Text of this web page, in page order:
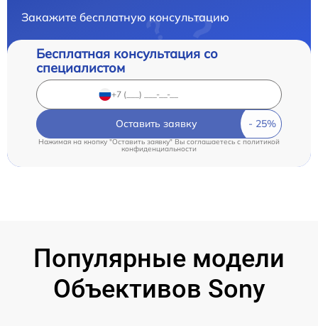
Закажите бесплатную консультацию
Бесплатная консультация со
специалистом
Оставить заявку
Нажимая на кнопку "Оставить заявку" Вы соглашаетесь cполитикой
конфиденциальности
Популярные модели
Объективов Sony